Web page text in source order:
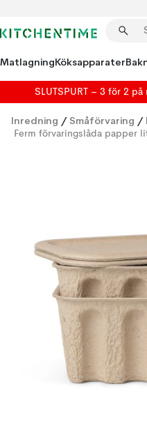
MatlagningKöksapparater
SLUTSPURT – 3 för 2
Inredning / Småförvaring /
Ferm förvaringslåda papper